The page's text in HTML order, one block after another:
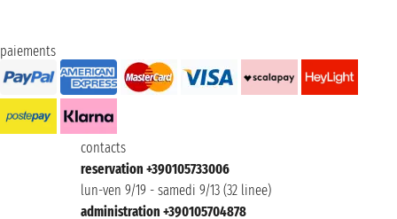
paiements
contacts
reservation +390105733006
lun-ven 9/19 - samedi 9/13 (32 linee)
administration +390105704878